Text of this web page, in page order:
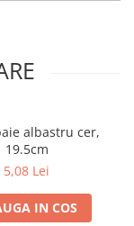
albastru cer,
19.5cm
5,08 Lei
IN COS